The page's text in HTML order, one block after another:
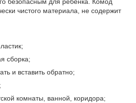
безопасным для ребёнка. Комод
чистого материала, не содержит
сборка;
и вставить обратно;
комнаты, ванной, коридора;